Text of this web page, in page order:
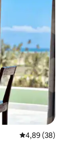
Средна
4,89 (38)